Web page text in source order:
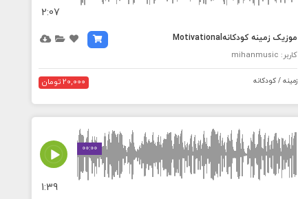
2:07
موزیک زمینه کودکانهMotivational
کاربر: mihanmusic
زمینه / کودکانه 20,000 تومان
00:00
MEDIA_ELEMENT_ERROR: Empty src attribute
1:39